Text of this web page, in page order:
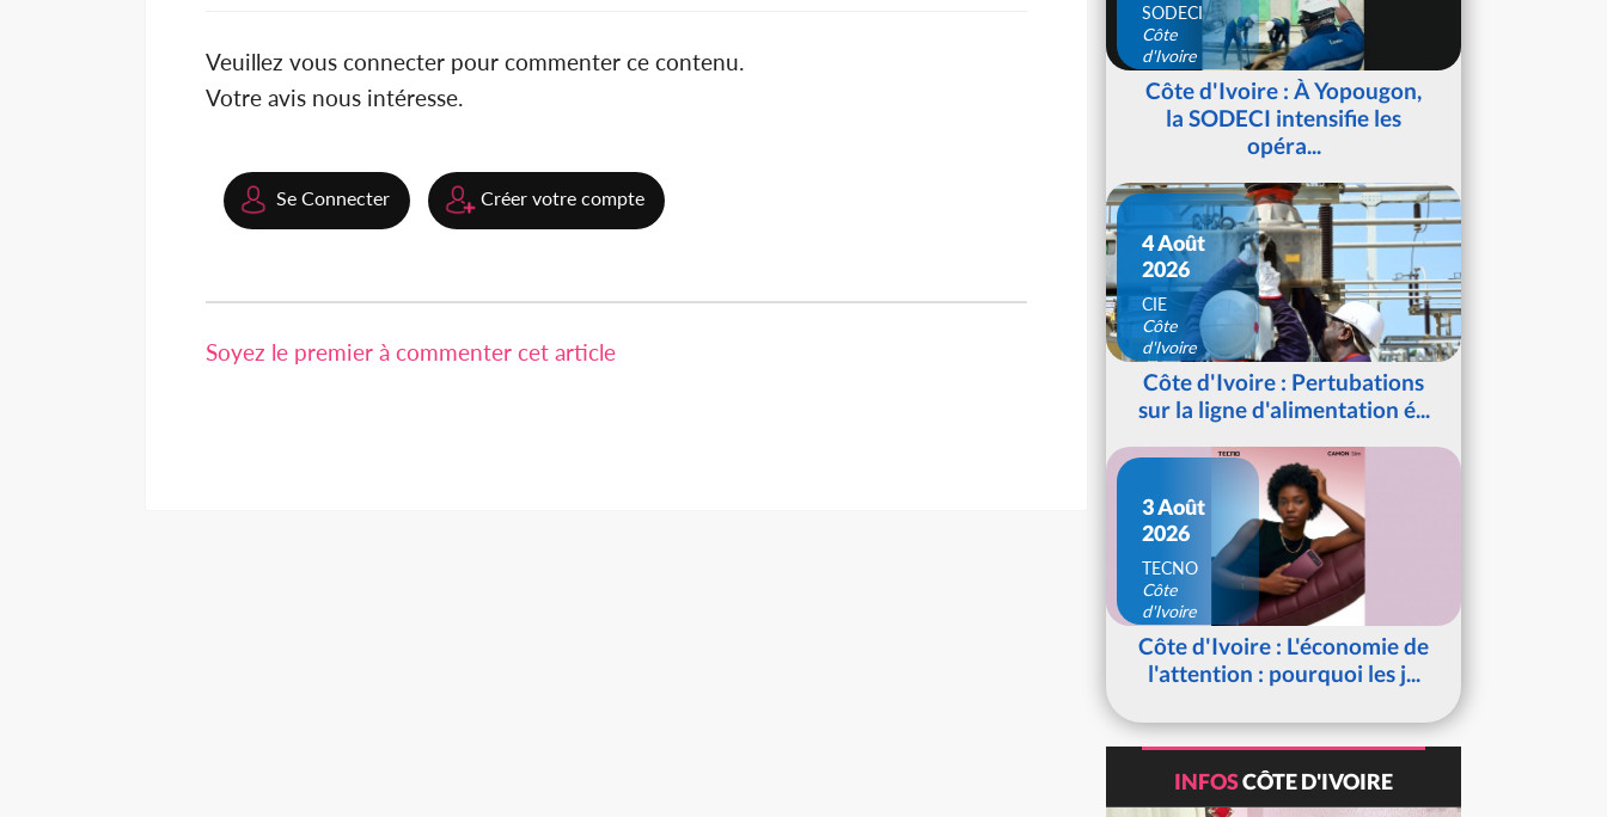
Veuillez vous connecter pour commenter ce contenu.
Votre avis nous intéresse.
Se Connecter Créer votre compte
Soyez le premier à commenter cet article
SODECI
Côte
d'Ivoire
Côte d'Ivoire : À Yopougon,
la SODECI intensifie les
opéra...
4 Août
2026
CIE
Côte
d'Ivoire
Côte d'Ivoire : Pertubations
sur la ligne d'alimentation é...
3 Août
2026
TECNO
Côte
d'Ivoire
Côte d'Ivoire : L'économie de
l'attention : pourquoi les j...
INFOSCÔTE D'IVOIRE